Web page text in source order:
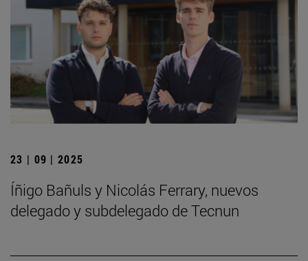
23 | 09 | 2025
Íñigo Bañuls y Nicolás Ferrary, nuevos
delegado y subdelegado de Tecnun